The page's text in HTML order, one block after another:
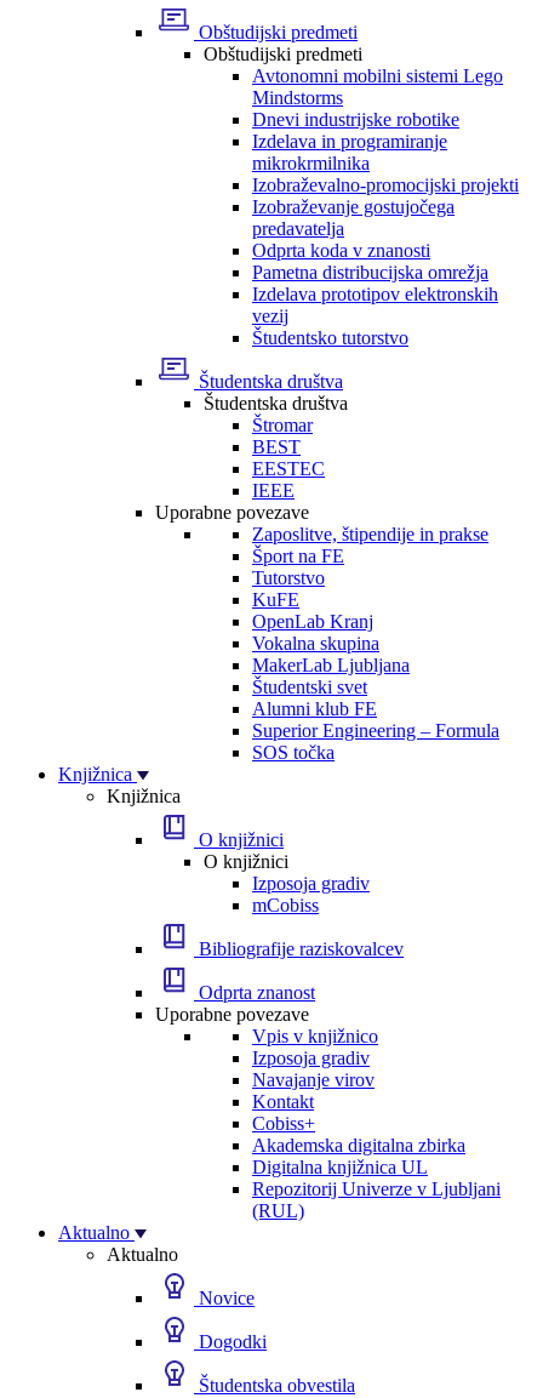
Obštudijski predmeti
Obštudijski predmeti
Avtonomni mobilni sistemi Lego
Mindstorms
Dnevi industrijske robotike
Izdelava in programiranje
mikrokrmilnika
Izobraževalno-promocijski projekti
Izobraževanje gostujočega
predavatelja
Odprta koda v znanosti
Pametna distribucijska omrežja
Izdelava prototipov elektronskih
vezij
Študentsko tutorstvo
Študentska društva
Študentska društva
Štromar
BEST
EESTEC
IEEE
Uporabne povezave
Zaposlitve, štipendije in prakse
Šport na FE
Tutorstvo
KuFE
OpenLab Kranj
Vokalna skupina
MakerLab Ljubljana
Študentski svet
Alumni klub FE
Superior Engineering – Formula
SOS točka
Knjižnica
Knjižnica
O knjižnici
O knjižnici
Izposoja gradiv
mCobiss
Bibliografije raziskovalcev
Odprta znanost
Uporabne povezave
Vpis v knjižnico
Izposoja gradiv
Navajanje virov
Kontakt
Cobiss+
Akademska digitalna zbirka
Digitalna knjižnica UL
Repozitorij Univerze v Ljubljani
(RUL)
Aktualno
Aktualno
Novice
Dogodki
Študentska obvestila